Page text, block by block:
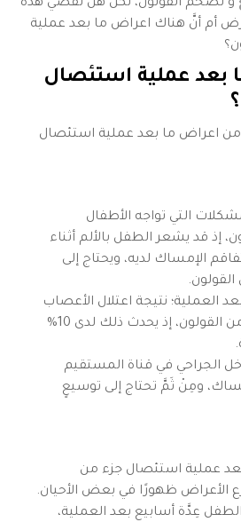
و تضخم القولون، لكن هل تقضي هذه
أم أنَّ هناك اعراض ما بعد عملية
بعد عملية استئصال
؟
اعراض ما بعد عملية استئصال
التي تواجه الأطفال
إذ قد يشعر الطفل بالألم أثناء
الإمساك لديه، ويحتاج إلى
العملية؛ نتيجة اعتلال الأعصاب
الخاصة بالجزء المتبقي من القولون، إذ يحدث ذلك لدى 10%
الجراحي في قناة المستقيم
ومِنْ ثَمَّ تحتاج إلى توسيعٍ
عملية استئصال جزء من
الأعراض ظهورًا في بعض الأحيان.
عِدَّة أسابيع بعد العملية،